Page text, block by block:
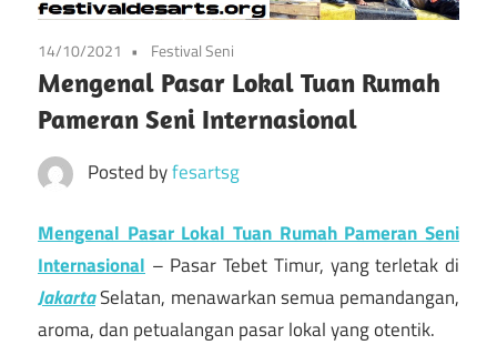
dan
festival
lainnya
14/10/2021 Festival Seni
Mengenal Pasar Lokal Tuan Rumah
Pameran Seni Internasional
Posted byfesartsg
Mengenal Pasar Lokal Tuan Rumah Pameran Seni
Internasional – Pasar Tebet Timur, yang terletak di
JakartaSelatan, menawarkan semua pemandangan,
aroma, dan petualangan pasar lokal yang otentik.